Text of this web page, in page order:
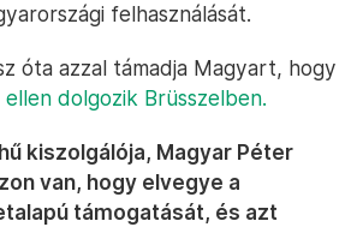
felhasználását.
óta azzal támadja Magyart, hogy
dolgozik Brüsszelben.
kiszolgálója, Magyar Péter
van, hogy elvegye a
támogatását, és azt